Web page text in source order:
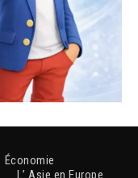
Économie
L’ Asie en Europe